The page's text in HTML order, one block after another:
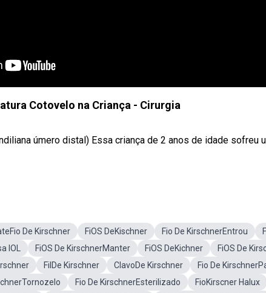
Cotovelo na Criança - Cirurgia
úmero distal) Essa criança de 2 anos de idade sofreu
De Kirschner FiOS DeKischner Fio De KirschnerEntrou
IOL FiOS De KirschnerManter FiOS DeKichner
FiOS De
FilDe Kirschner ClavoDe Kirschner
Fio De
Fio De KirschnerEsterilizado
FioKirscner Halux